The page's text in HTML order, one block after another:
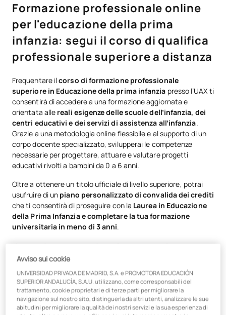
Formazione professionale online
per l'educazione della prima
infanzia: segui il corso di qualifica
professionale superiore a distanza
Frequentare ilcorso di formazione professionale
superiore in Educazione della prima infanzia presso l’UAX ti
consentirà di accedere a una formazione aggiornata e
orientata alle reali esigenze delle scuole dell’infanzia, dei
centri educativi e dei servizi di assistenza all’infanzia.
Grazie a una metodologia online flessibile e al supporto di un
corpo docente specializzato, svilupperai le competenze
necessarie per progettare, attuare e valutare progetti
educativi rivolti a bambini da 0 a 6 anni.
Oltre a ottenere un titolo ufficiale di livello superiore, potrai
usufruire di un piano personalizzato di convalida dei crediti
che ti consentirà di proseguire con la Laurea in Educazione
della Prima Infanzia e completare la tua formazione
universitaria in meno di 3 anni.
formazione professionale in
Educazione della prima infanzia?
Progetterai, realizzerai e valuteraiprogetti e programmi
Avviso sui cookie
UNIVERSIDAD PRIVADA DE MADRID, S.A. e PROMOTORA EDUCACIÓN
SUPERIOR ANDALUCÍA, S.A.U. utilizzano, come corresponsabili del
trattamento, cookie proprietari e di terze parti per migliorare la
navigazione sul nostro sito, distinguerla da altri utenti, analizzare le sue
abitudini per migliorare la qualità dei nostri servizi e la sua esperienza di